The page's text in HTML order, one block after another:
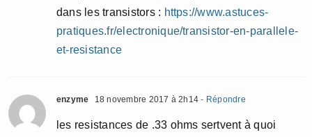
dans les transistors : https://www.astuces-
pratiques.fr/electronique/transistor-en-parallele-
et-resistance
enzyme 18 novembre 2017 à 2h14 - Répondre
les resistances de .33 ohms sertvent à quoi